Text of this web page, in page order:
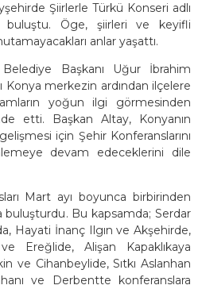
Şiirlerle Türkü Konseri adlı
buluştu. Öge, şiirleri ve keyifli
anlar yaşattı.
Başkanı Uğur İbrahim
Konya merkezin ardından ilçelere
yoğun ilgi görmesinden
etti. Başkan Altay, Konyanın
için Şehir Konferanslarını
devam edeceklerini dile
Mart ayı boyunca birbirinden
buluşturdu. Bu kapsamda; Serdar
Hayati İnanç Ilgın ve Akşehirde,
Ereğlide, Alişan Kapaklıkaya
ve Cihanbeylide, Sıtkı Aslanhan
ve Derbentte konferanslara